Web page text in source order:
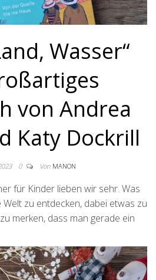
Wasser“
von Andrea
Katy Dockrill
0 Von MANON
für Kinder lieben wir sehr. Was
zu entdecken, dabei etwas zu
merken, dass man gerade ein